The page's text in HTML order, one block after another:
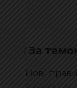
За
Нові